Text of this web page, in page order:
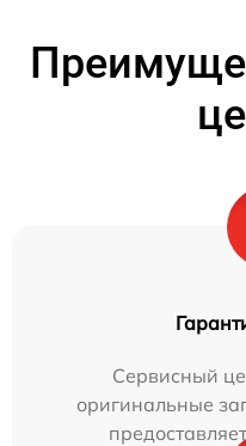
Сервисный
оригинальные